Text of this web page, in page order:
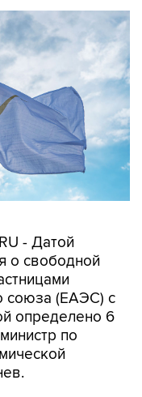
- Датой
о свободной
союза (ЕАЭС) с
определено 6
по